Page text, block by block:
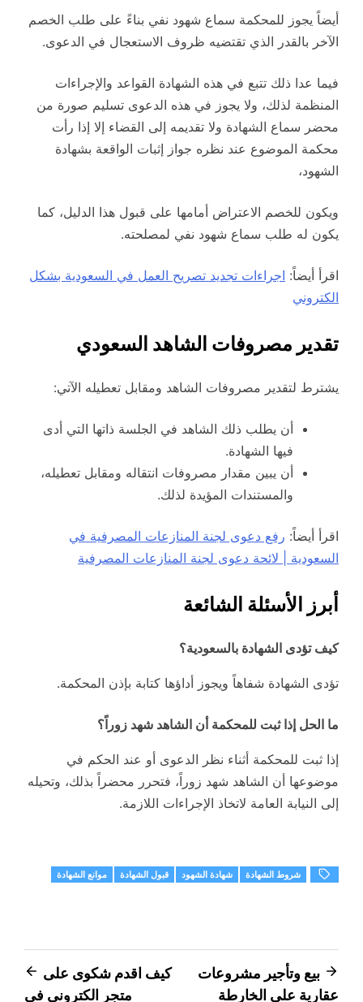
أيضاً يجوز للمحكمة سماع شهود نفي بناءً على طلب الخصم
الآخر بالقدر الذي تقتضيه ظروف الاستعجال في الدعوى.
فيما عدا ذلك تتبع في هذه الشهادة القواعد والإجراءات
المنظمة لذلك، ولا يجوز في هذه الدعوى تسليم صورة من
محضر سماع الشهادة ولا تقديمه إلى القضاء إلا إذا رأت
محكمة الموضوع عند نظره جواز إثبات الواقعة بشهادة
الشهود،
ويكون للخصم الاعتراض أمامها على قبول هذا الدليل، كما
يكون له طلب سماع شهود نفي لمصلحته.
اقرأ أيضاً: اجراءات تجديد تصريح العمل في السعودية بشكل
الكتروني
تقدير مصروفات الشاهد السعودي
يشترط لتقدير مصروفات الشاهد ومقابل تعطيله الآتي:
أن يطلب ذلك الشاهد في الجلسة ذاتها التي أدى
فيها الشهادة.
أن يبين مقدار مصروفات انتقاله ومقابل تعطيله،
والمستندات المؤيدة لذلك.
اقرأ أيضاً: رفع دعوى لجنة المنازعات المصرفية في
السعودية | لائحة دعوى لجنة المنازعات المصرفية
أبرز الأسئلة الشائعة
كيف تؤدى الشهادة بالسعودية؟
تؤدى الشهادة شفاهاً ويجوز أداؤها كتابة بإذن المحكمة.
ما الحل إذا ثبت للمحكمة أن الشاهد شهد زوراً؟
إذا ثبت للمحكمة أثناء نظر الدعوى أو عند الحكم في
موضوعها أن الشاهد شهد زوراً، فتحرر محضراً بذلك، وتحيله
إلى النيابة العامة لاتخاذ الإجراءات اللازمة.
شروط الشهادة شهادة الشهود قبول الشهادة موانع الشهادة
تصفّح
بيع وتأجير مشروعات
عقارية على الخارطة
كيف اقدم شكوى على
متجر الكتروني في